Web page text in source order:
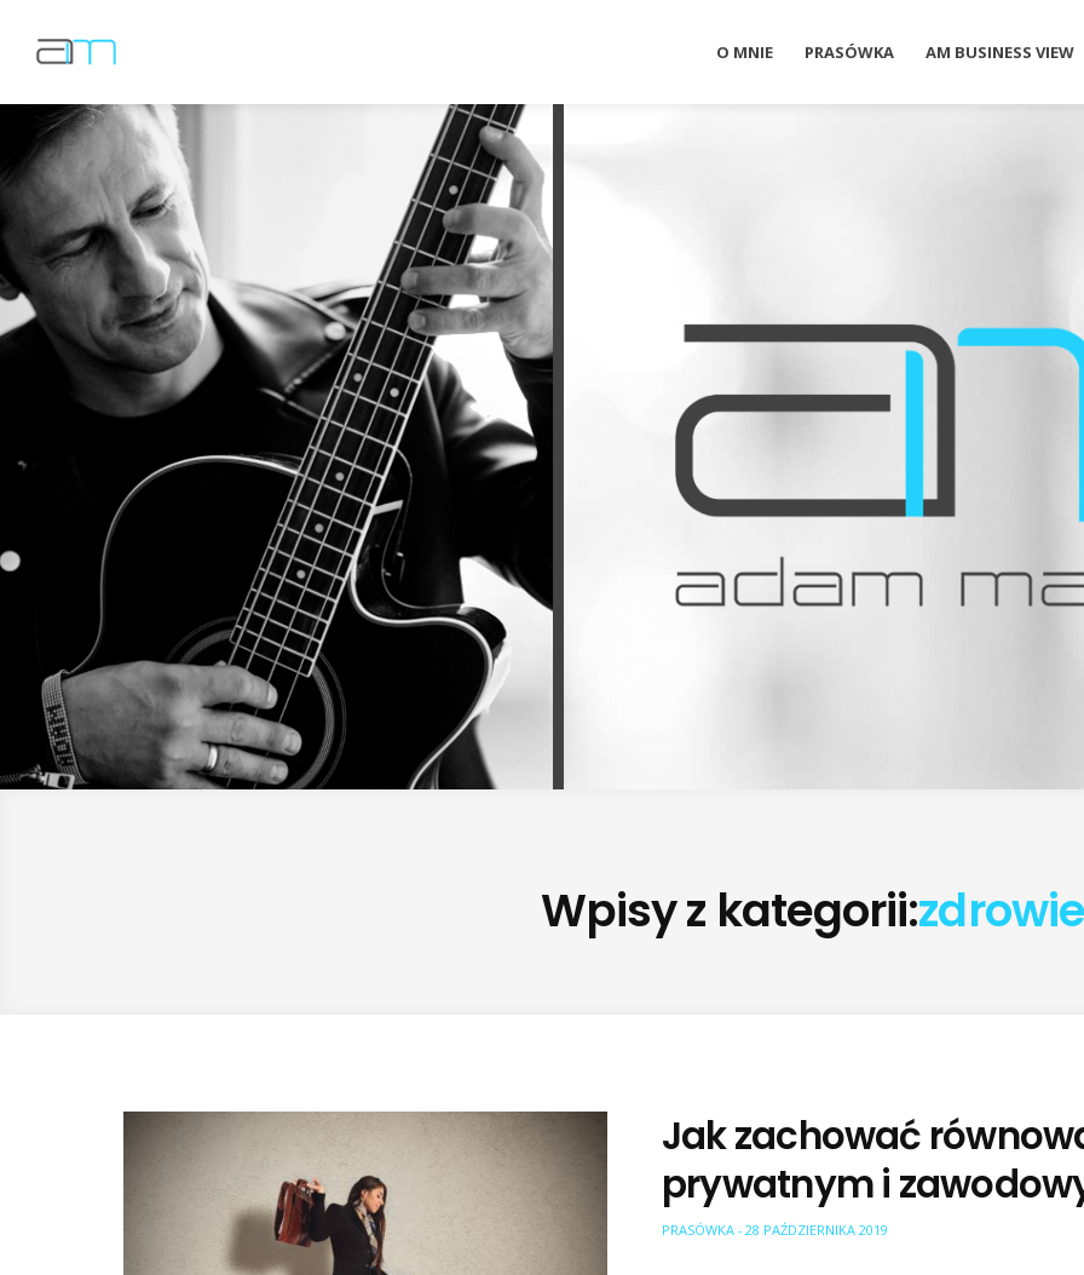
O MNIE PRASÓWKA AM BUSINESS VIEW
Wpisy z kategorii:zdrowie
Jak zachować
prywatnym i
PRASÓWKA - 28 PAŹDZIERNIKA 2019